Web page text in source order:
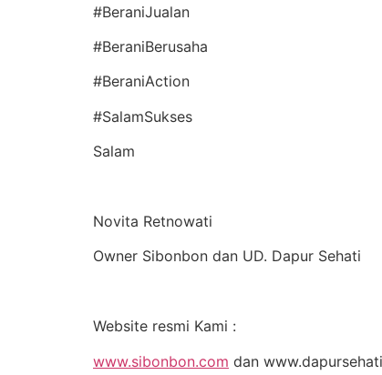
#BeraniJualan
#BeraniBerusaha
#BeraniAction
#SalamSukses
Salam
Novita Retnowati
Owner Sibonbon dan UD. Dapur Sehati
Website resmi Kami :
www.sibonbon.com dan